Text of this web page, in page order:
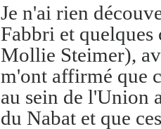
Je n'ai rien
Fabbri et quelques
Mollie Steimer),
m'ont affirmé que
au sein de l'Union
du Nabat et que